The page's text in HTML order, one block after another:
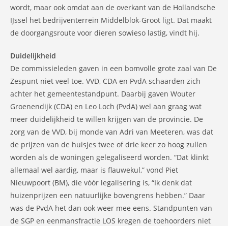
wordt, maar ook omdat aan de overkant van de Hollandsche
IJssel het bedrijventerrein Middelblok-Groot ligt. Dat maakt
de doorgangsroute voor dieren sowieso lastig, vindt hij.
Duidelijkheid
De commissieleden gaven in een bomvolle grote zaal van De
Zespunt niet veel toe. VVD, CDA en PvdA schaarden zich
achter het gemeentestandpunt. Daarbij gaven Wouter
Groenendijk (CDA) en Leo Loch (PvdA) wel aan graag wat
meer duidelijkheid te willen krijgen van de provincie. De
zorg van de VVD, bij monde van Adri van Meeteren, was dat
de prijzen van de huisjes twee of drie keer zo hoog zullen
worden als de woningen gelegaliseerd worden. “Dat klinkt
allemaal wel aardig, maar is flauwekul,” vond Piet
Nieuwpoort (BM), die vóór legalisering is, “Ik denk dat
huizenprijzen een natuurlijke bovengrens hebben.” Daar
was de PvdA het dan ook weer mee eens. Standpunten van
de SGP en eenmansfractie LOS kregen de toehoorders niet